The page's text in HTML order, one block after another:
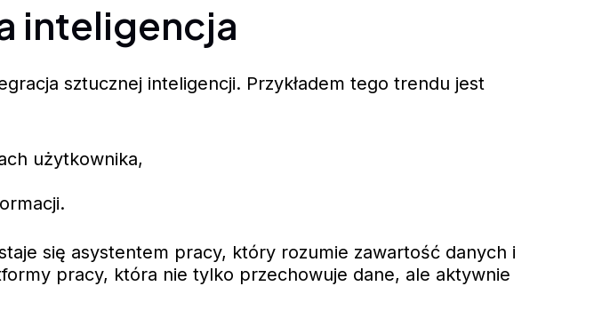
inteligencja
sztucznej inteligencji. Przykładem tego trendu jest
użytkownika,
się asystentem pracy, który rozumie zawartość danych i
pracy, która nie tylko przechowuje dane, ale aktywnie